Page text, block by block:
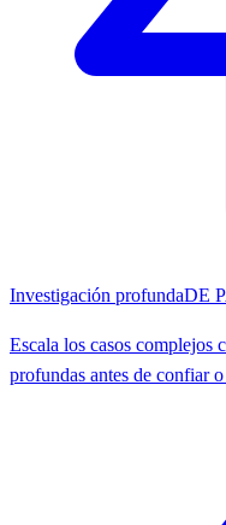
Investigación profundaDE
Escala los casos complejos
profundas antes de confiar